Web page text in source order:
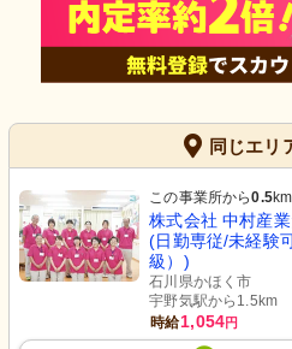
同じエリ
この事業所から0.5km
株式会社 中村産
(日勤専従/未経験
級）)
石川県かほく市
宇野気駅から1.5km
時給1,054円